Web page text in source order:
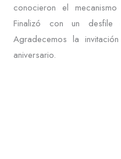
conocieron el
Finalizó con un desfile
Agradecemos la
aniversario.